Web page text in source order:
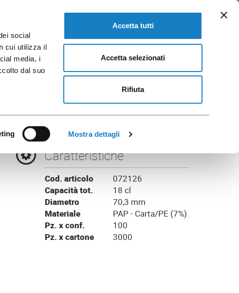
social
cui utilizza il
media, i
dal suo
Mostra dettagli
Accetta tutti
Accetta selezionati
Rifiuta
IT
Caratteristiche
Cod. articolo
072126
Capacità tot.
18 cl
Diametro
70,3 mm
Materiale
PAP - Carta/PE (7%)
Pz. x conf.
100
Pz. x cartone
3000